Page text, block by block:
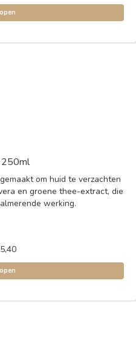
250ml
om huid te verzachten
en groene thee-extract, die
werking.